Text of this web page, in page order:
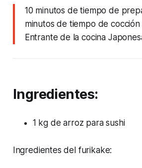
10 minutos de tiempo de
minutos de tiempo de cocción
Entrante de la cocina
Ingredientes:
1 kg de arroz para sushi
Ingredientes del furikake: